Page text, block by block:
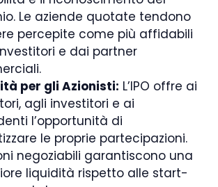
Le aziende quotate tendono
percepite come più affidabili
e dai partner
per gli Azionisti: L’IPO offre ai
agli investitori e ai
l’opportunità di
le proprie partecipazioni.
negoziabili garantiscono una
liquidità rispetto alle start-